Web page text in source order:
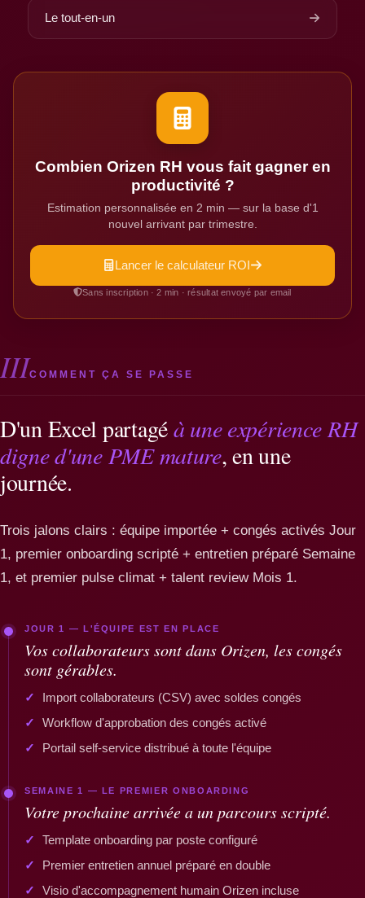
Le tout-en-un
Combien Orizen RH vous fait gagner en
productivité ?
Estimation personnalisée en 2 min — sur la base d'1
nouvel arrivant par trimestre.
Lancer le calculateur ROI
Sans inscription · 2 min · résultat envoyé par email
IIICOMMENT ÇA SE PASSE
D'un Excel partagéà une expérience RH
digne d'une PME mature, en une
journée.
Trois jalons clairs : équipe importée + congés activés Jour
1, premier onboarding scripté + entretien préparé Semaine
1, et premier pulse climat + talent review Mois 1.
JOUR 1 — L'ÉQUIPE EST EN PLACE
Vos collaborateurs sont dans Orizen, les congés
sont gérables.
Import collaborateurs (CSV) avec soldes congés
Workflow d'approbation des congés activé
Portail self-service distribué à toute l'équipe
SEMAINE 1 — LE PREMIER ONBOARDING
Votre prochaine arrivée a un parcours scripté.
Template onboarding par poste configuré
Premier entretien annuel préparé en double
Visio d'accompagnement humain Orizen incluse